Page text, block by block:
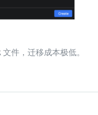
件，迁移成本极低。